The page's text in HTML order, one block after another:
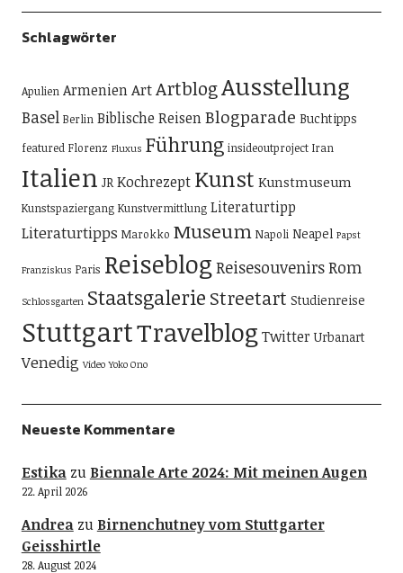
Schlagwörter
Apulien ArmenienArtArtblogAusstellung
Basel Berlin Biblische ReisenBlogparade Buchtipps
featured Florenz Fluxus Führung insideoutproject Iran
Italien JR Kochrezept Kunst Kunstmuseum
Kunstspaziergang Kunstvermittlung Literaturtipp
Literaturtipps Marokko Museum Napoli Neapel Papst
Franziskus Paris Reiseblog ReisesouvenirsRom
Schlossgarten Staatsgalerie Streetart Studienreise
StuttgartTravelblog Twitter Urbanart
Venedig Video Yoko Ono
Neueste Kommentare
Estikazu Biennale Arte 2024: Mit meinen Augen
22. April 2026
Andreazu Birnenchutney vom Stuttgarter
Geisshirtle
28. August 2024